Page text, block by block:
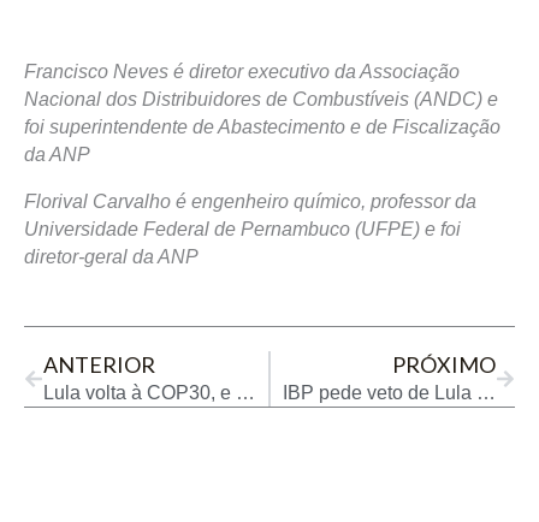
Francisco Neves é diretor executivo da Associação
Nacional dos Distribuidores de Combustíveis (ANDC) e
foi superintendente de Abastecimento e de Fiscalização
da ANP
Florival Carvalho é engenheiro químico, professor da
Universidade Federal de Pernambuco (UFPE) e foi
diretor-geral da ANP
ANTERIOR
Lula volta à COP30, e mapa para eliminação de combustíveis fósseis ganha fôlego
PRÓXIMO
IBP pede veto de Lula a dispositivo do PLV 10/2025 que define limites de reinjeção de gás e ameaça novos investimentos